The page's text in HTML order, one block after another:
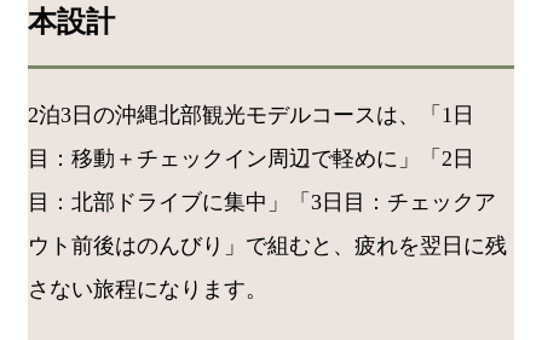
本設計
2泊3日の沖縄北部観光モデルコースは、「1日
目：移動＋チェックイン周辺で軽めに」「2日
目：北部ドライブに集中」「3日目：チェックア
ウト前後はのんびり」で組むと、疲れを翌日に残
さない旅程になります。